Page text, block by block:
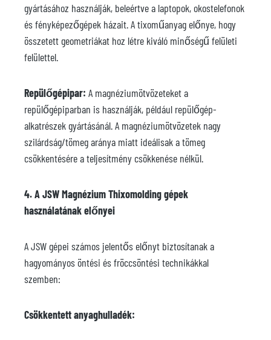
gyártásához használják, beleértve a laptopok, okostelefonok
és fényképezőgépek házait. A tixoműanyag előnye, hogy
összetett geometriákat hoz létre kiváló minőségű felületi
felülettel.
Repülőgépipar: A magnéziumötvözeteket a
repülőgépiparban is használják, például repülőgép-
alkatrészek gyártásánál. A magnéziumötvözetek nagy
szilárdság/tömeg aránya miatt ideálisak a tömeg
csökkentésére a teljesítmény csökkenése nélkül.
4. A JSW Magnézium Thixomolding gépek
használatának előnyei
A JSW gépei számos jelentős előnyt biztosítanak a
hagyományos öntési és fröccsöntési technikákkal
szemben:
Csökkentett anyaghulladék: